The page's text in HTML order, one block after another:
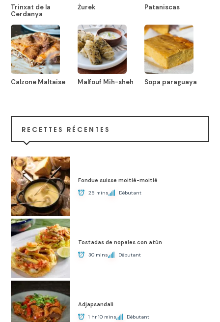
Trinxat de la
Cerdanya
Żurek Pataniscas
Calzone Maltaise Malfouf Mih-sheh Sopa paraguaya
RECETTES RÉCENTES
Fondue suisse moitié-moitié
25 mins Débutant
Tostadas de nopales con atún
30 mins Débutant
Adjapsandali
1 hr 10 mins Débutant